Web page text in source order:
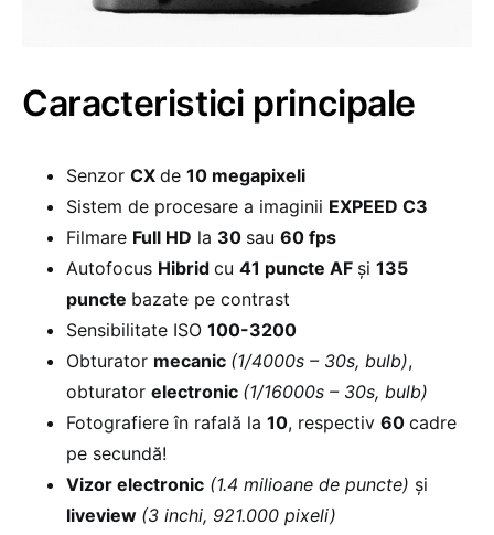
Caracteristici principale
Senzor CX de 10 megapixeli
Sistem de procesare a imaginii EXPEED C3
Filmare Full HD la 30 sau 60 fps
Autofocus Hibrid cu 41 puncte AF și 135
puncte bazate pe contrast
Sensibilitate ISO 100-3200
Obturator mecanic (1/4000s – 30s, bulb),
obturator electronic (1/16000s – 30s, bulb)
Fotografiere în rafală la 10, respectiv 60 cadre
pe secundă!
Vizor electronic (1.4 milioane de puncte) și
liveview (3 inchi, 921.000 pixeli)